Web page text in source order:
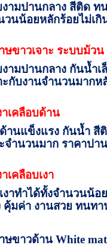
ามปานกลาง สีติด
วนน้อยหลักร้อยไม่เ
ษขาวเจาะ ระบบม้วน
ามปานกลาง กันน้ำเ
ะกับงานจำนวนมาก
าเคลือบด้าน
านแข็งแรง กันน้ำ สี
ำนวนมาก ราคาปา
เคลือบเงา
งาทำได้ทั้งจำนวนน้อ
คุ้มค่า งานสวย ทนทา
ษขาวด้าน White